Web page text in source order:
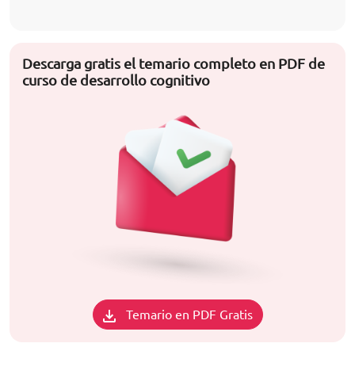
Descarga gratis el temario completo en PDF de
curso de desarrollo cognitivo
Temario en PDF Gratis